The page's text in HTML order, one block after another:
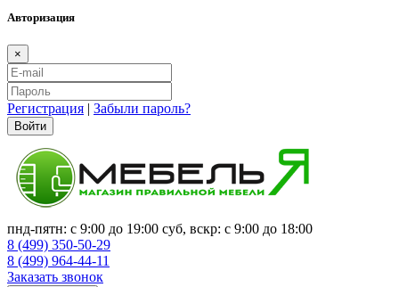
Авторизация
×
Регистрация | Забыли пароль?
Войти
пнд-пятн: с 9:00 до 19:00 суб, вскр: с 9:00 до 18:00
8 (499) 350-50-29
8 (499) 964-44-11
Заказать звонок